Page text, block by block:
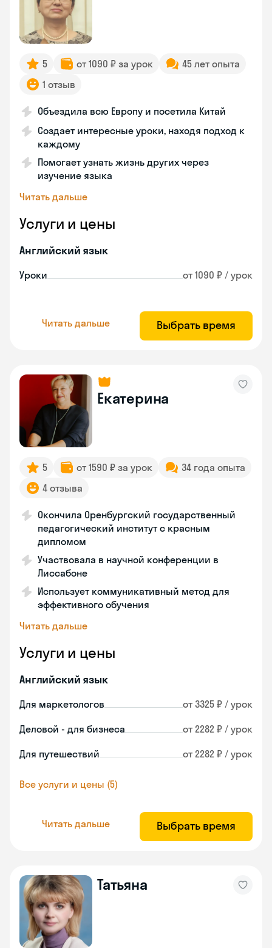
5 от 1090 ₽ за урок
45 лет опыта
1 отзыв
Объездила всю Европу и посетила Китай
Создает интересные уроки, находя подход к
каждому
Помогает узнать жизнь других через
изучение языка
Читать дальше
Услуги и цены
Английский язык
Уроки от 1090 ₽ / урок
Читать дальше Выбрать время
Екатерина
5 от 1590 ₽ за урок
34 года опыта
4 отзыва
Окончила Оренбургский государственный
педагогический институт с красным
дипломом
Участвовала в научной конференции в
Лиссабоне
Использует коммуникативный метод для
эффективного обучения
Читать дальше
Услуги и цены
Английский язык
Для маркетологов от 3325 ₽ / урок
Деловой - для бизнеса от 2282 ₽ / урок
Для путешествий от 2282 ₽ / урок
Все услуги и цены (5)
Читать дальше Выбрать время
Татьяна